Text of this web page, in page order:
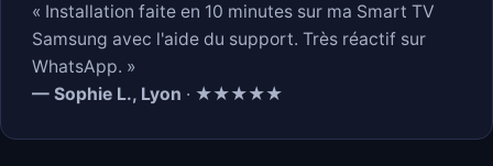
« Installation faite en 10 minutes sur ma Smart TV
Samsung avec l'aide du support. Très réactif sur
WhatsApp. »
— Sophie L., Lyon · ★★★★★